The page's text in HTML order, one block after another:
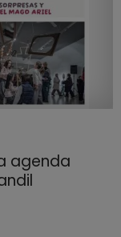
agenda